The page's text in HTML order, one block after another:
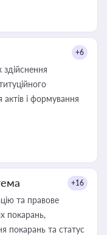
+6
і формування
+16
та правове
покарань,
покарань та статус